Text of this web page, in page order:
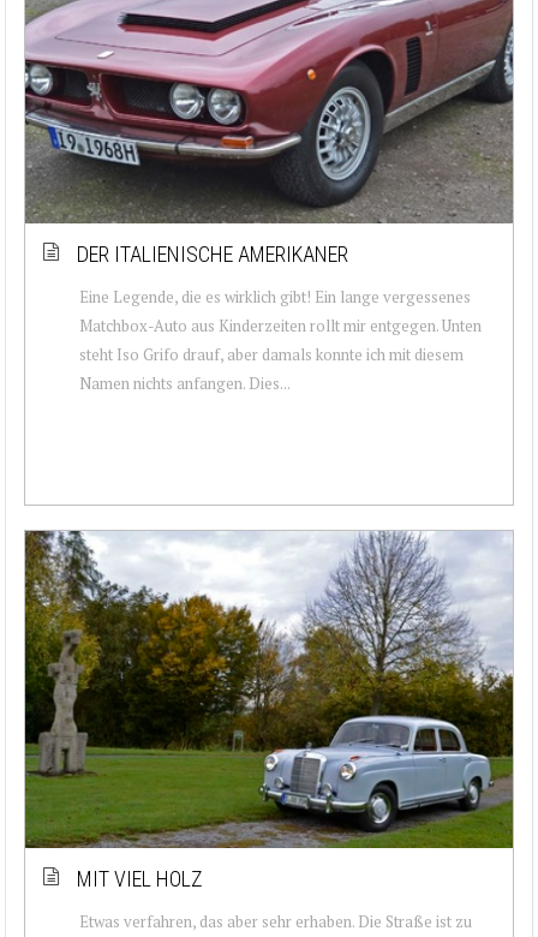
DER ITALIENISCHE AMERIKANER
Eine Legende, die es wirklich gibt! Ein lange vergessenes
Matchbox-Auto aus Kinderzeiten rollt mir entgegen. Unten
steht Iso Grifo drauf, aber damals konnte ich mit diesem
Namen nichts anfangen. Dies...
MIT VIEL HOLZ
Etwas verfahren, das aber sehr erhaben. Die Straße ist zu